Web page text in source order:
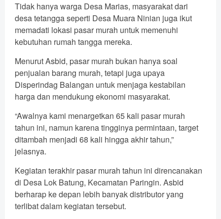
Tidak hanya warga Desa Marias, masyarakat dari
desa tetangga seperti Desa Muara Ninian juga ikut
memadati lokasi pasar murah untuk memenuhi
kebutuhan rumah tangga mereka.
Menurut Asbid, pasar murah bukan hanya soal
penjualan barang murah, tetapi juga upaya
Disperindag Balangan untuk menjaga kestabilan
harga dan mendukung ekonomi masyarakat.
“Awalnya kami menargetkan 65 kali pasar murah
tahun ini, namun karena tingginya permintaan, target
ditambah menjadi 68 kali hingga akhir tahun,”
jelasnya.
Kegiatan terakhir pasar murah tahun ini direncanakan
di Desa Lok Batung, Kecamatan Paringin. Asbid
berharap ke depan lebih banyak distributor yang
terlibat dalam kegiatan tersebut.